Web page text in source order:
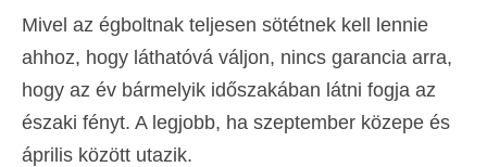
Mivel az égboltnak teljesen sötétnek kell lennie
ahhoz, hogy láthatóvá váljon, nincs garancia arra,
hogy az év bármelyik időszakában látni fogja az
északi fényt. A legjobb, ha szeptember közepe és
április között utazik.